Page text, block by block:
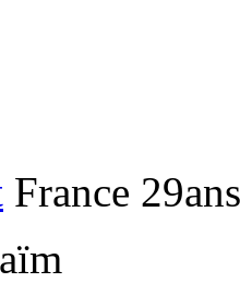
France 29ans